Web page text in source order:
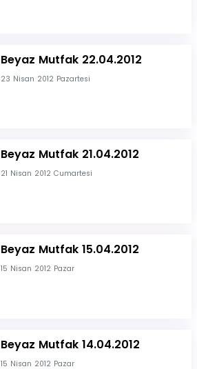
Beyaz Mutfak 22.04.2012
23 Nisan 2012 Pazartesi
Beyaz Mutfak 21.04.2012
21 Nisan 2012 Cumartesi
Beyaz Mutfak 15.04.2012
15 Nisan 2012 Pazar
Beyaz Mutfak 14.04.2012
15 Nisan 2012 Pazar